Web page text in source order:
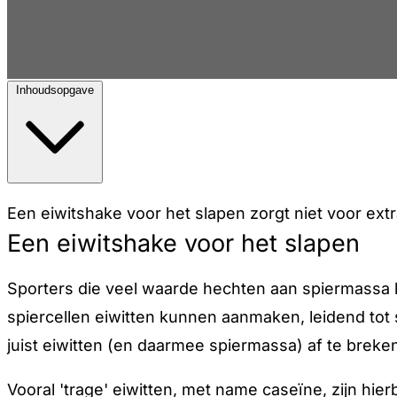
Inhoudsopgave
Een eiwitshake voor het slapen zorgt niet voor
Een eiwitshake voor het slapen
Sporters die veel waarde hechten aan
spiercellen eiwitten kunnen aanmaken, leidend
juist eiwitten (en daarmee spiermassa) af te
Vooral 'trage' eiwitten, met name caseïne, zijn